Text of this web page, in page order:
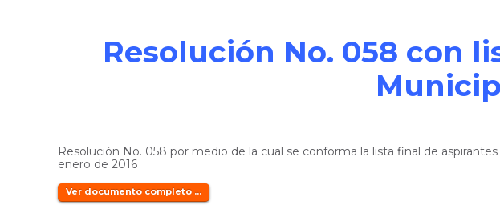
Resolución No. 058 con
Resolución No. 058 por medio de la cual se conforma la lista final de
enero de 2016
Ver documento completo ...